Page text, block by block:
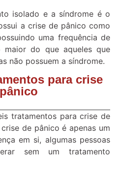
isolado e a síndrome é o
a crise de pânico como
uma frequência de
do que aqueles que
não possuem a síndrome.
para crise
tratamentos para crise de
de pânico é apenas um
em si, algumas pessoas
sem um tratamento